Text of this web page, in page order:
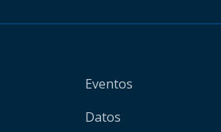
Eventos
Datos